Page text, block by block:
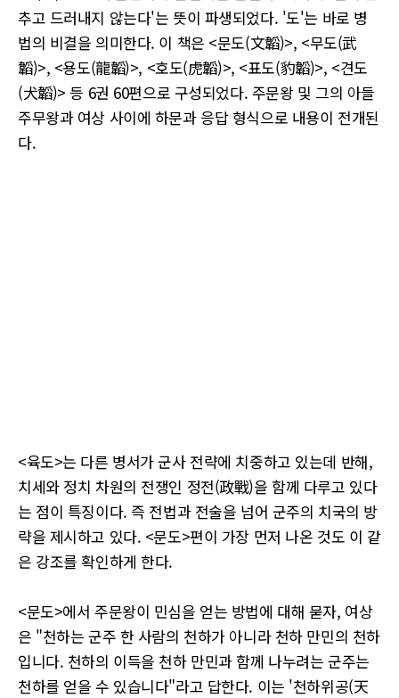
추고 드러내지 않는다'는 뜻이 파생되었다. '도'는 바로 병
법의 비결을 의미한다. 이 책은 <문도(文韜)>, <무도(武
韜)>, <용도(龍韜)>, <호도(虎韜)>, <표도(豹韜)>, <견도
(犬韜)> 등 6권 60편으로 구성되었다. 주문왕 및 그의 아들
주무왕과 여상 사이에 하문과 응답 형식으로 내용이 전개된
다.
<육도>는 다른 병서가 군사 전략에 치중하고 있는데 반해,
치세와 정치 차원의 전쟁인 정전(政戰)을 함께 다루고 있다
는 점이 특징이다. 즉 전법과 전술을 넘어 군주의 치국의 방
략을 제시하고 있다. <문도>편이 가장 먼저 나온 것도 이 같
은 강조를 확인하게 한다.
<문도>에서 주문왕이 민심을 얻는 방법에 대해 묻자, 여상
은 "천하는 군주 한 사람의 천하가 아니라 천하 만민의 천하
입니다. 천하의 이득을 천하 만민과 함께 나누려는 군주는
천하를 얻을 수 있습니다"라고 답한다. 이는 '천하위공(天